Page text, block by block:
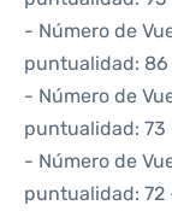
- Número de
puntualidad: 86
- Número de
puntualidad: 73
- Número de
puntualidad: 72